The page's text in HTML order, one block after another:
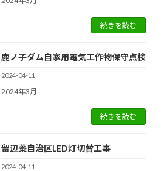
続きを読む
鹿ノ子ダム自家用電気工作物保守点検
2024-04-11
2024年3月
続きを読む
留辺蘂自治区LED灯切替工事
2024-04-11